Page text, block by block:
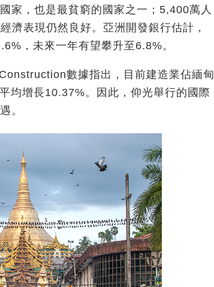
家，也是最貧窮的國家之一；5,400萬人
濟表現仍然良好。亞洲開發銀行估計，
，未來一年有望攀升至6.8%。
數據指出，目前建造業佔緬甸
均增長10.37%。因此，仰光舉行的國際
。